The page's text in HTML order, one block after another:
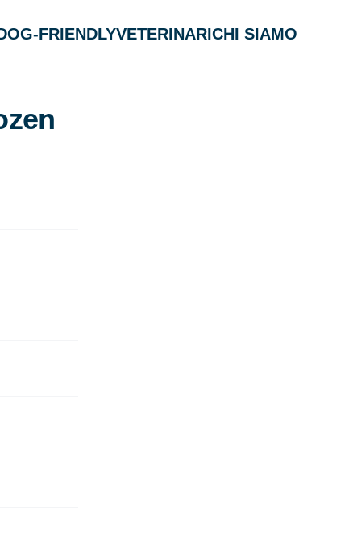
FRIENDLYVETERINARICHI SIAMO